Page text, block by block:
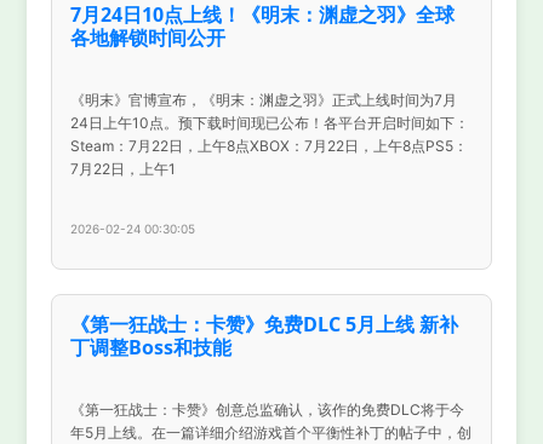
7月24日10点上线！《明末：渊虚之羽》全球
各地解锁时间公开
《明末》官博宣布，《明末：渊虚之羽》正式上线时间为7月
24日上午10点。预下载时间现已公布！各平台开启时间如下：
Steam：7月22日，上午8点XBOX：7月22日，上午8点PS5：
7月22日，上午1
2026-02-24 00:30:05
《第一狂战士：卡赞》免费DLC 5月上线 新补
丁调整Boss和技能
《第一狂战士：卡赞》创意总监确认，该作的免费DLC将于今
年5月上线。在一篇详细介绍游戏首个平衡性补丁的帖子中，创